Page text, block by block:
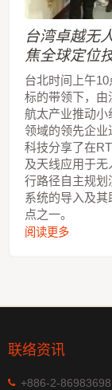
台湾卓越无
焦全球定位
台北时间上午
标的带领下，由
航太产业推动
领域的领先企
科技分享了在
及天线应用于
行路径自主规划
系统的导入及
点之一。
阅读更多
联络资讯
+886-2-86983698